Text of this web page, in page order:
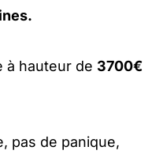
à hauteur de 3700€
pas de panique,